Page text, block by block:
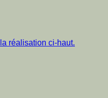
réalisation ci-haut.